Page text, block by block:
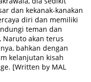
dan kekanak-kanakan
diri dan memiliki
teman dan
Naruto akan terus
bahkan dengan
kelanjutan kisah
[Written by MAL